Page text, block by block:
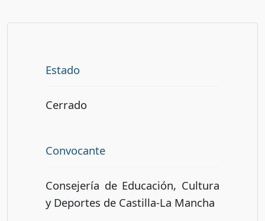
Estado
Cerrado
Convocante
Consejería de Educación, Cultura
y Deportes de Castilla-La Mancha